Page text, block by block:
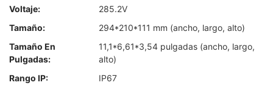
Voltaje:
285.2V
Tamaño:
294*210*111 mm (ancho, largo, alto)
Tamaño En
Pulgadas:
11,1*6,61*3,54 pulgadas (ancho, largo,
alto)
Rango IP:
IP67